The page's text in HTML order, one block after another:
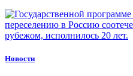
Новости